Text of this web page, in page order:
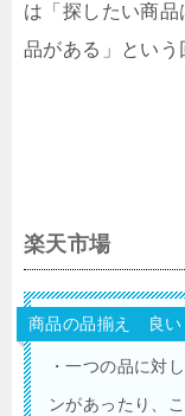
は「探したい商
品がある」という
楽天市場
商品の品揃え 良い
・一つの品に対
ンがあったり、